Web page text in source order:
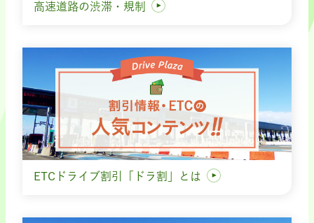
高速道路の渋滞・規制
ETCドライブ割引「ドラ割」とは